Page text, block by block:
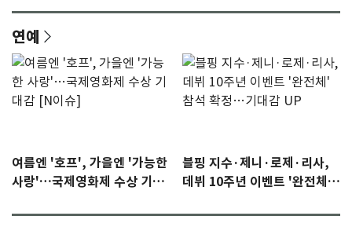
연예
여름엔 '호프', 가을엔 '가능한
사랑'…국제영화제 수상 기대
블핑 지수·제니·로제·리사,
데뷔 10주년 이벤트 '완전체'